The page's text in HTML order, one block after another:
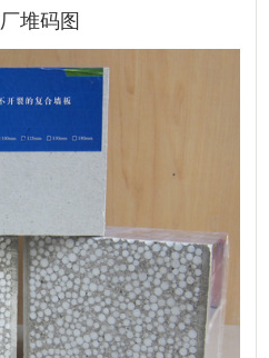
堆码图